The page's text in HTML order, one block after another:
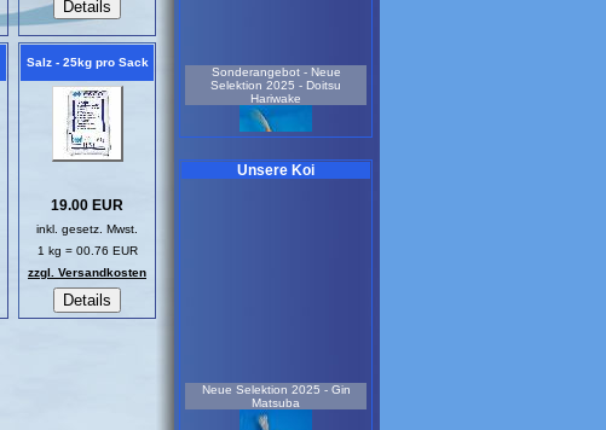
Salz - 25kg pro Sack
19.00 EUR
inkl. gesetz. Mwst.
1 kg = 00.76 EUR
zzgl. Versandkosten
Sonderangebot - Neue
Selektion 2025 - Doitsu
Hariwake
Unsere Koi
Neue Selektion 2025 - Gin
Matsuba